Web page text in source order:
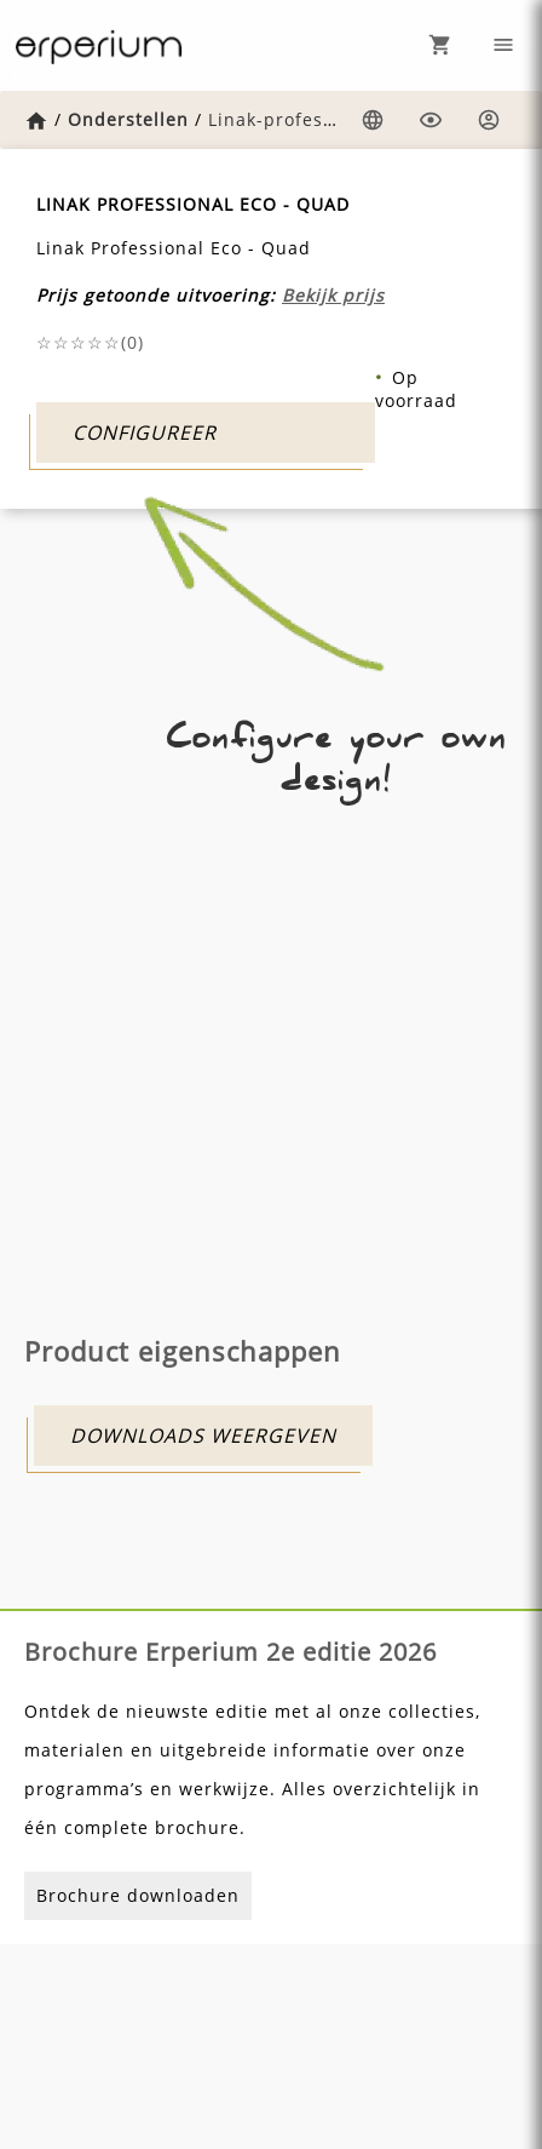
Home
/ Onderstellen / Linak-professional-eco-compact
LINAK PROFESSIONAL ECO - QUAD
Linak Professional Eco - Quad
Prijs getoonde uitvoering: Bekijk prijs
☆☆☆☆☆(0)
CONFIGUREER
Op
voorraad
Configure your own
design!
Product eigenschappen
DOWNLOADS WEERGEVEN
Brochure Erperium 2e editie 2026
Ontdek de nieuwste editie met al onze collecties,
materialen en uitgebreide informatie over onze
programma’s en werkwijze. Alles overzichtelijk in
één complete brochure.
Brochure downloaden